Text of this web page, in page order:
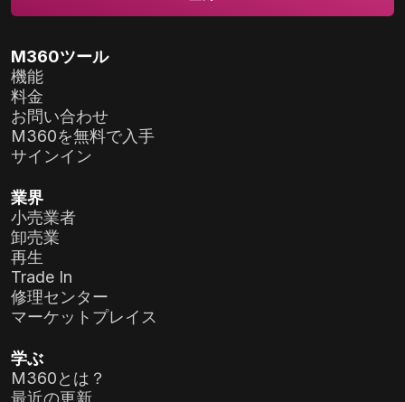
M360ツール
機能
料金
お問い合わせ
M360を無料で入手
サインイン
業界
小売業者
卸売業
再生
Trade In
修理センター
マーケットプレイス
学ぶ
M360とは？
最近の更新